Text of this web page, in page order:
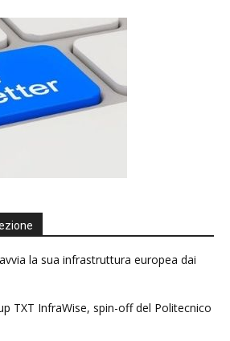
la sua infrastruttura europea dai
TXT InfraWise, spin-off del Politecnico